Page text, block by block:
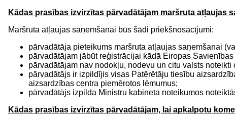
Kādas prasības izvirzītas pārvadātājam maršruta atļaujas
Maršruta atļaujas saņemšanai būs šādi priekšnosacījumi:
pārvadātāja pieteikums maršruta atļaujas saņemšanai
pārvadātājam jābūt reģistrācijai kādā Eiropas
pārvadātājam nav nodokļu, nodevu un citu valsts
pārvadātājs ir izpildījis visas Patērētāju tiesību
aizsardzības centra piemērotos lēmumus;
pārvadātājs izpilda Ministru kabineta noteikumos
Kādas prasības izvirzītas pārvadātājam, lai apkalpotu